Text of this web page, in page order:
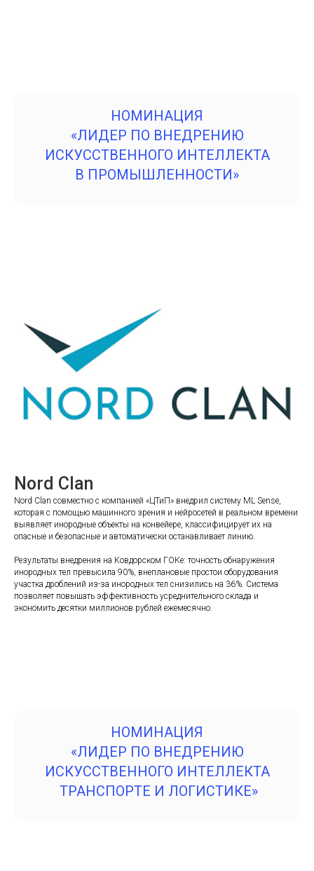
НОМИНАЦИЯ
«ЛИДЕР ПО ВНЕДРЕНИЮ
ИСКУССТВЕННОГО ИНТЕЛЛЕКТА
В ПРОМЫШЛЕННОСТИ»
Nord Clan
Nord Clan совместно с компанией «ЦТиП» внедрил систему ML Sense,
которая с помощью машинного зрения и нейросетей в реальном времени
выявляет инородные объекты на конвейере, классифицирует их на
опасные и безопасные и автоматически останавливает линию.
Результаты внедрения на Ковдорском ГОКе: точность обнаружения
инородных тел превысила 90%, внеплановые простои оборудования
участка дроблений из-за инородных тел снизились на 36%. Система
позволяет повышать эффективность усреднительного склада и
экономить десятки миллионов рублей ежемесячно.
НОМИНАЦИЯ
«ЛИДЕР ПО ВНЕДРЕНИЮ
ИСКУССТВЕННОГО ИНТЕЛЛЕКТА
ТРАНСПОРТЕ И ЛОГИСТИКЕ»